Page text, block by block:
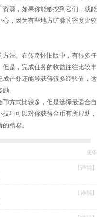
源，如果你能够挖到它们，就能
，因为有些地方矿脉的密度比较
法。在传奇怀旧版中，有很多任
是，完成任务的收益往往比较丰
任务还能够获得很多经验值，这
。
方式比较多，但是选择最适合自
巧可以对你获得金币有所帮助，
精彩。
更多
【详情】
【详情】